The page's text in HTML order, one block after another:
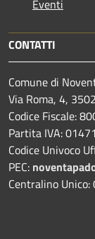
Eventi
CONTATTI
Comune di
Via Roma, 4,
Codice Fiscale:
Partita IVA:
Codice Univoco
PEC:
Centralino